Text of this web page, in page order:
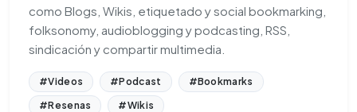
como Blogs, Wikis, etiquetado y social bookmarking,
folksonomy, audioblogging y podcasting, RSS,
sindicación y compartir multimedia.
#Videos #Podcast
#Bookmarks
#Resenas
#Wikis